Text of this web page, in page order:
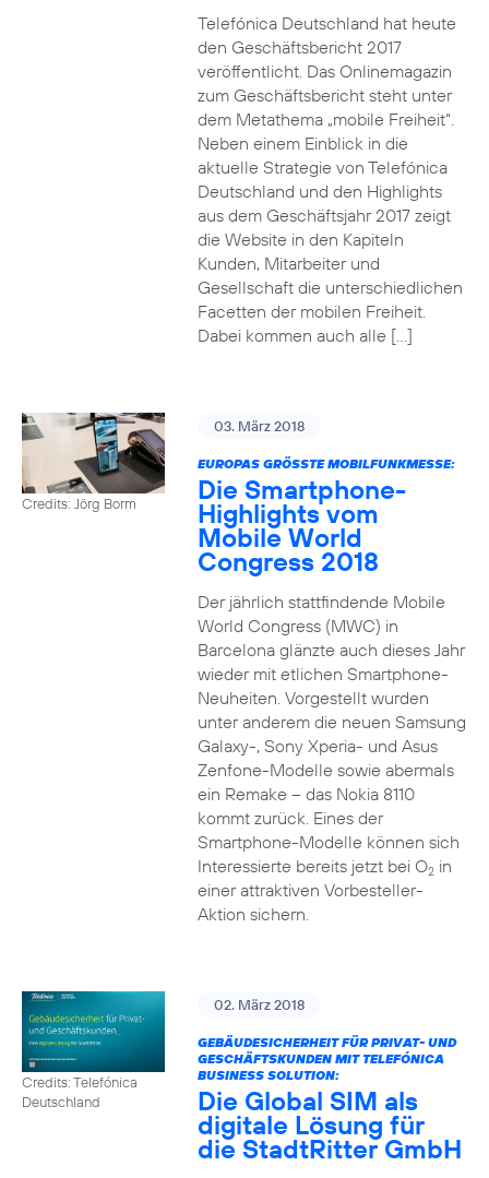
Telefónica Deutschland hat heute
den Geschäftsbericht 2017
veröffentlicht. Das Onlinemagazin
zum Geschäftsbericht steht unter
dem Metathema „mobile Freiheit“.
Neben einem Einblick in die
aktuelle Strategie von Telefónica
Deutschland und den Highlights
aus dem Geschäftsjahr 2017 zeigt
die Website in den Kapiteln
Kunden, Mitarbeiter und
Gesellschaft die unterschiedlichen
Facetten der mobilen Freiheit.
Dabei kommen auch alle […]
Credits: Jörg Borm
03. März 2018
EUROPAS GRÖSSTE MOBILFUNKMESSE:
Die Smartphone-
Highlights vom
Mobile World
Congress 2018
Der jährlich stattfindende Mobile
World Congress (MWC) in
Barcelona glänzte auch dieses Jahr
wieder mit etlichen Smartphone-
Neuheiten. Vorgestellt wurden
unter anderem die neuen Samsung
Galaxy-, Sony Xperia- und Asus
Zenfone-Modelle sowie abermals
ein Remake – das Nokia 8110
kommt zurück. Eines der
Smartphone-Modelle können sich
Interessierte bereits jetzt bei O2in
einer attraktiven Vorbesteller-
Aktion sichern.
Credits: Telefónica
Deutschland
02. März 2018
GEBÄUDESICHERHEIT FÜR PRIVAT- UND
GESCHÄFTSKUNDEN MIT TELEFÓNICA
BUSINESS SOLUTION:
Die Global SIM als
digitale Lösung für
die StadtRitter GmbH